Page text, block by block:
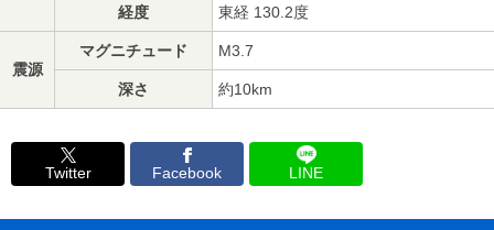
経度 東経 130.2度
震源
マグニチュード M3.7
深さ 約10km
Twitter Facebook LINE